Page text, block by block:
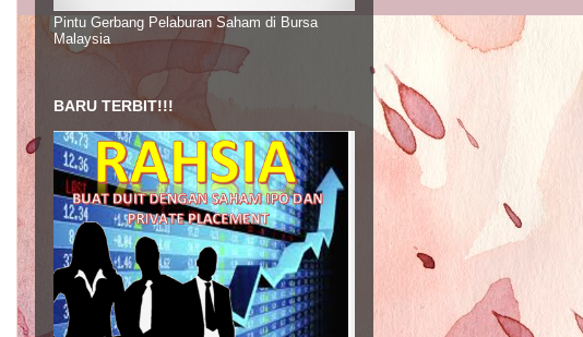
Pintu Gerbang Pelaburan Saham di Bursa
Malaysia
BARU TERBIT!!!